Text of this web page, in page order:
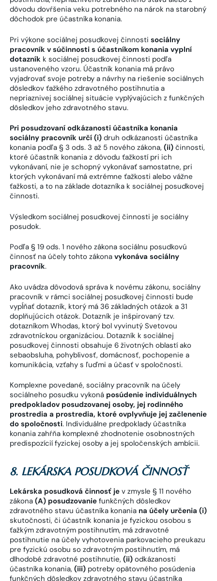
dôvodu dovŕšenia veku potrebného na nárok na starobný
dôchodok pre účastníka konania.
Pri výkone sociálnej posudkovej činnosti sociálny
pracovník v súčinnosti s účastníkom konania vyplní
dotazník k sociálnej posudkovej činnosti podľa
ustanoveného vzoru. Účastník konania má právo
vyjadrovať svoje potreby a návrhy na riešenie sociálnych
dôsledkov ťažkého zdravotného postihnutia a
nepriaznivej sociálnej situácie vyplývajúcich z funkčných
dôsledkov jeho zdravotného stavu.
Pri posudzovaní odkázanosti účastníka konania
sociálny pracovník určí (i) druh odkázanosti účastníka
konania podľa § 3 ods. 3 až 5 nového zákona, (ii) činnosti,
ktoré účastník konania z dôvodu ťažkostí pri ich
vykonávaní, nie je schopný vykonávať samostatne, pri
ktorých vykonávaní má extrémne ťažkosti alebo vážne
ťažkosti, a to na základe dotazníka k sociálnej posudkovej
činnosti.
Výsledkom sociálnej posudkovej činnosti je sociálny
posudok.
Podľa § 19 ods. 1 nového zákona sociálnu posudkovú
činnosť na účely tohto zákona vykonáva sociálny
pracovník.
Ako uvádza dôvodová správa k novému zákonu, sociálny
pracovník v rámci sociálnej posudkovej činnosti bude
vypĺňať dotazník, ktorý má 36 základných otázok a 31
doplňujúcich otázok. Dotazník je inšpirovaný tzv.
dotazníkom Whodas, ktorý bol vyvinutý Svetovou
zdravotníckou organizáciou. Dotazník k sociálnej
posudkovej činnosti obsahuje 6 životných oblastí ako
sebaobsluha, pohyblivosť, domácnosť, pochopenie a
komunikácia, vzťahy s ľuďmi a účasť v spoločnosti.
Komplexne povedané, sociálny pracovník na účely
sociálneho posudku vykoná posúdenie individuálnych
predpokladov posudzovanej osoby, jej rodinného
prostredia a prostredia, ktoré ovplyvňuje jej začlenenie
do spoločnosti. Individuálne predpoklady účastníka
konania zahŕňa komplexné zhodnotenie osobnostných
predispozícií fyzickej osoby a jej spoločenských ambícii.
8. LEKÁRSKA POSUDKOVÁ ČINNOSŤ
Lekárska posudková činnosť je v zmysle § 11 nového
zákona (A) posudzovanie funkčných dôsledkov
zdravotného stavu účastníka konania na účely určenia (i)
skutočnosti, či účastník konania je fyzickou osobou s
ťažkým zdravotným postihnutím, má zdravotné
postihnutie na účely vyhotovenia parkovacieho preukazu
pre fyzickú osobu so zdravotným postihnutím, má
dlhodobé zdravotné postihnutie, (ii) odkázanosti
účastníka konania, (iii) potreby opätovného posúdenia
funkčných dôsledkov zdravotného stavu účastníka